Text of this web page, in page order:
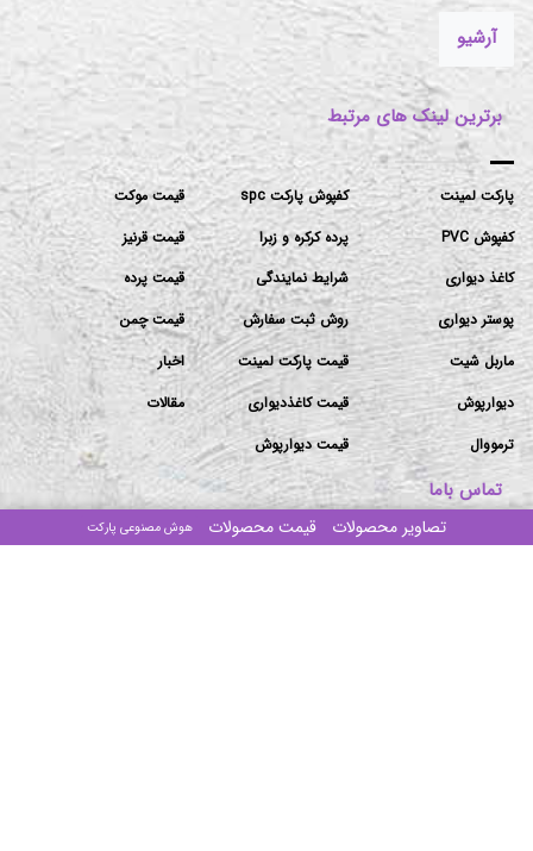
آرشیو
برترین لینک های مرتبط
پارکت لمینت
کفپوش PVC
کاغذ دیواری
پوستر دیواری
ماربل شیت
دیوارپوش
ترمووال
کفپوش پارکت spc
پرده کرکره و زبرا
شرایط نمایندگی
روش ثبت سفارش
قیمت پارکت لمینت
قیمت کاغذدیواری
قیمت دیوارپوش
قیمت موکت
قیمت قرنیز
قیمت پرده
قیمت چمن
اخبار
مقالات
تماس باما
تصاویر محصولات قیمت محصولات هوش مصنوعی پارکت